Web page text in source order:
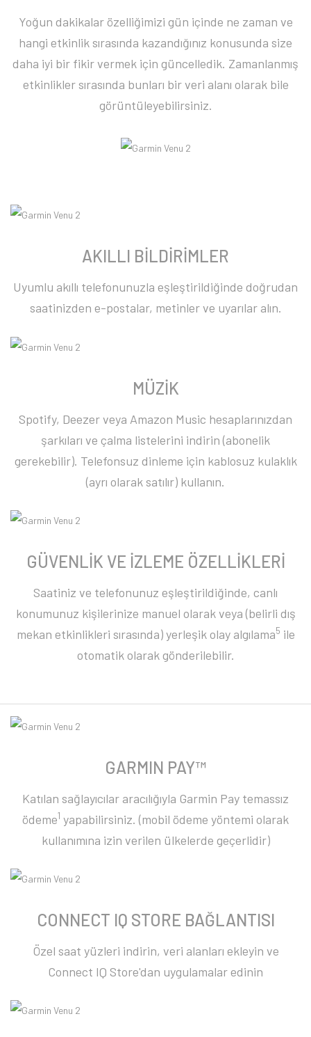
Yoğun dakikalar özelliğimizi gün içinde ne zaman ve
hangi etkinlik sırasında kazandığınız konusunda size
daha iyi bir fikir vermek için güncelledik. Zamanlanmış
etkinlikler sırasında bunları bir veri alanı olarak bile
görüntüleyebilirsiniz.
AKILLI BİLDİRİMLER
Uyumlu akıllı telefonunuzla eşleştirildiğinde doğrudan
saatinizden e-postalar, metinler ve uyarılar alın.
MÜZİK
Spotify, Deezer veya Amazon Music hesaplarınızdan
şarkıları ve çalma listelerini indirin (abonelik
gerekebilir). Telefonsuz dinleme için kablosuz kulaklık
(ayrı olarak satılır) kullanın.
GÜVENLİK VE İZLEME ÖZELLİKLERİ
Saatiniz ve telefonunuz eşleştirildiğinde, canlı
konumunuz kişilerinize manuel olarak veya (belirli dış
mekan etkinlikleri sırasında) yerleşik olay algılama5 ile
otomatik olarak gönderilebilir.
GARMIN PAY™
Katılan sağlayıcılar aracılığıyla Garmin Pay temassız
ödeme1 yapabilirsiniz. (mobil ödeme yöntemi olarak
kullanımına izin verilen ülkelerde geçerlidir)
CONNECT IQ STORE BAĞLANTISI
Özel saat yüzleri indirin, veri alanları ekleyin ve
Connect IQ Store'dan uygulamalar edinin